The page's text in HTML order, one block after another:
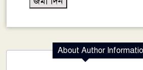
About Author